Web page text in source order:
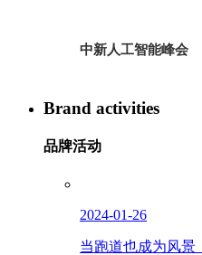
中新人工智能峰会
Brand activities
品牌活动
2024-01-26
当跑道也成为风景